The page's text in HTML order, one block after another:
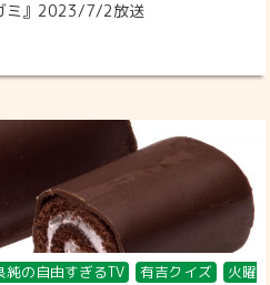
ミ』2023/7/2放送
純の自由すぎるTV 有吉クイズ
火曜